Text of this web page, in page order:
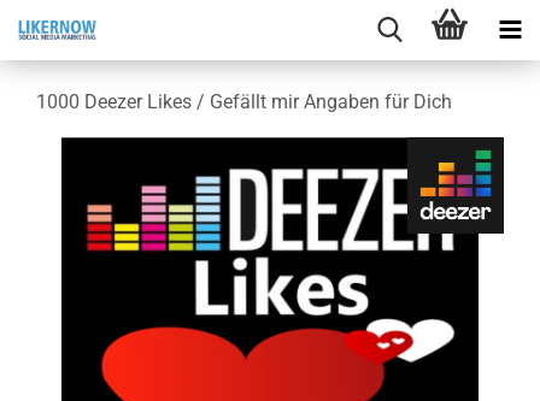
1000 Deezer Likes / Ge­fällt mir An­ga­ben für Dich